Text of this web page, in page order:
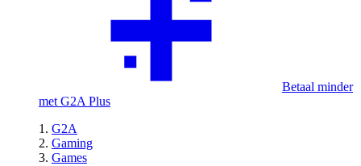
Betaal minder
met G2A Plus
G2A
Gaming
Games